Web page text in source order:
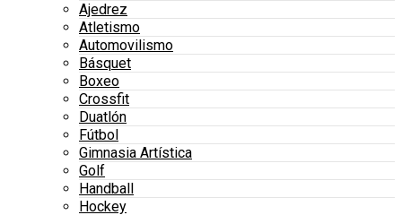
Ajedrez
Atletismo
Automovilismo
Básquet
Boxeo
Crossfit
Duatlón
Fútbol
Gimnasia Artística
Golf
Handball
Hockey